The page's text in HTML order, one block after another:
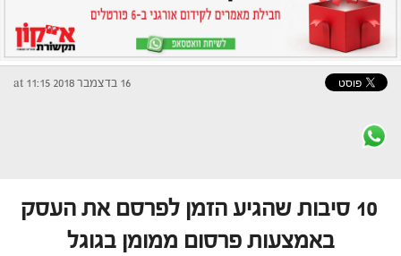
16 בדצמבר 2018 at 11:15
10 סיבות שהגיע הזמן לפרסם את העסק
באמצעות פרסום ממומן בגוגל